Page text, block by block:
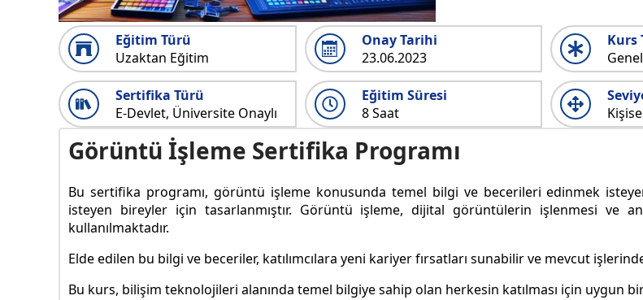
Eğitim Türü
Uzaktan Eğitim
Onay Tarihi
23.06.2023
Kurs
Genel
Sertifika Türü
E-Devlet, Üniversite Onaylı
Eğitim Süresi
8 Saat
Görüntü İşleme Sertifika Programı
Bu sertifika programı, görüntü işleme konusunda temel bilgi ve becerileri edinmek
isteyen bireyler için tasarlanmıştır. Görüntü işleme, dijital görüntülerin işlenmesi ve
kullanılmaktadır.
Elde edilen bu bilgi ve beceriler, katılımcılara yeni kariyer fırsatları sunabilir ve mevcut
Bu kurs, bilişim teknolojileri alanında temel bilgiye sahip olan herkesin katılması için uygun